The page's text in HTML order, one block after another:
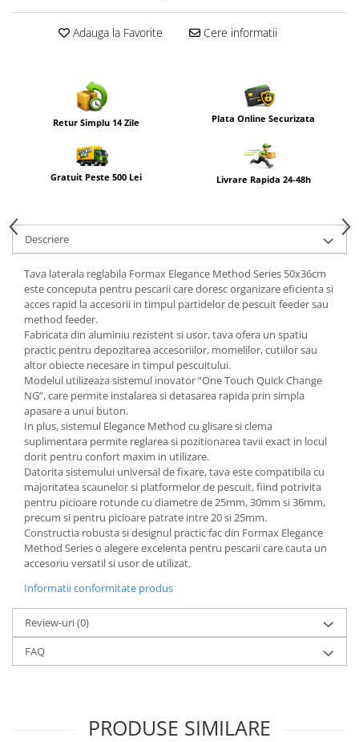
Adauga la Favorite Cere informatii
Retur Simplu 14 Zile Plata Online Securizata
Gratuit Peste 500 Lei Livrare Rapida 24-48h
Descriere
Tava laterala reglabila Formax Elegance Method Series 50x36cm
este conceputa pentru pescarii care doresc organizare eficienta si
acces rapid la accesorii in timpul partidelor de pescuit feeder sau
method feeder.
Fabricata din aluminiu rezistent si usor, tava ofera un spatiu
practic pentru depozitarea accesoriilor, momelilor, cutiilor sau
altor obiecte necesare in timpul pescuitului.
Modelul utilizeaza sistemul inovator “One Touch Quick Change
NG”, care permite instalarea si detasarea rapida prin simpla
apasare a unui buton.
In plus, sistemul Elegance Method cu glisare si clema
suplimentara permite reglarea si pozitionarea tavii exact in locul
dorit pentru confort maxim in utilizare.
Datorita sistemului universal de fixare, tava este compatibila cu
majoritatea scaunelor si platformelor de pescuit, fiind potrivita
pentru picioare rotunde cu diametre de 25mm, 30mm si 36mm,
precum si pentru picioare patrate intre 20 si 25mm.
Constructia robusta si designul practic fac din Formax Elegance
Method Series o alegere excelenta pentru pescarii care cauta un
accesoriu versatil si usor de utilizat.
Informatii conformitate produs
Review-uri(0)
FAQ
PRODUSE SIMILARE